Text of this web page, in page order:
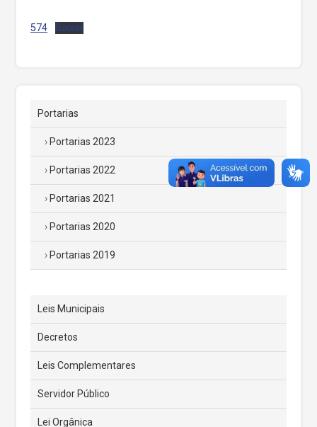
574 Baixar
Portarias
Portarias 2023
Portarias 2022
Portarias 2021
Portarias 2020
Portarias 2019
Leis Municipais
Decretos
Leis Complementares
Servidor Público
Lei Orgânica